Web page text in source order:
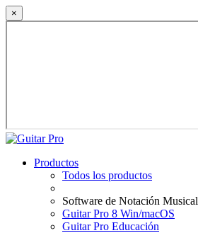
×
Productos
Todos los productos
Software de Notación Musical
Guitar Pro 8 Win/macOS
Guitar Pro Educación